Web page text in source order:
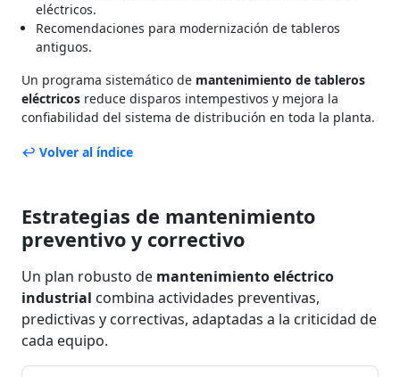
eléctricos.
Recomendaciones para modernización de tableros
antiguos.
Un programa sistemático de mantenimiento de tableros
eléctricos reduce disparos intempestivos y mejora la
confiabilidad del sistema de distribución en toda la planta.
↩ Volver al índice
Estrategias de mantenimiento
preventivo y correctivo
Un plan robusto de mantenimiento eléctrico
industrial combina actividades preventivas,
predictivas y correctivas, adaptadas a la criticidad de
cada equipo.